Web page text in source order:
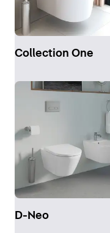
Collection One
D-Neo